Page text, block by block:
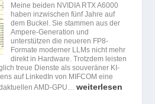
Meine beiden NVIDIA RTX A6000
haben inzwischen fünf Jahre auf
dem Buckel. Sie stammen aus der
Ampere-Generation und
unterstützen die neueren FP8-
Formate moderner LLMs nicht mehr
direkt in Hardware. Trotzdem leisten
treue Dienste als souveräner KI-
auf LinkedIn von MIFCOM eine
AMD-GPU…weiterlesen